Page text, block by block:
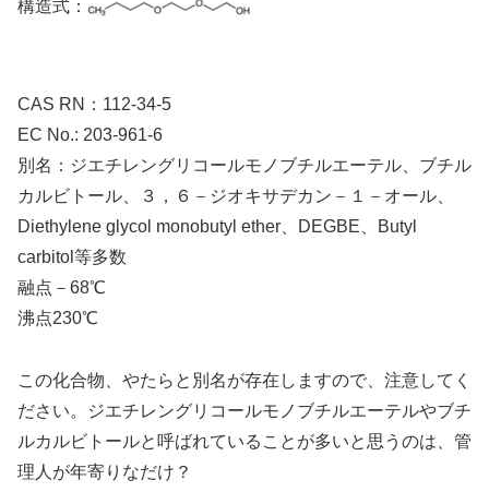
構造式：
CAS RN：112-34-5
EC No.: 203-961-6
別名：ジエチレングリコールモノブチルエーテル、ブチル
カルビトール、３，６－ジオキサデカン－１－オール、
Diethylene glycol monobutyl ether、DEGBE、Butyl
carbitol等多数
融点－68℃
沸点230℃
この化合物、やたらと別名が存在しますので、注意してく
ださい。ジエチレングリコールモノブチルエーテルやブチ
ルカルビトールと呼ばれていることが多いと思うのは、管
理人が年寄りなだけ？